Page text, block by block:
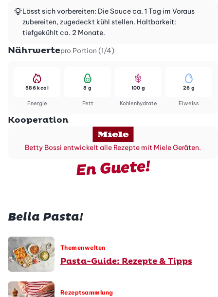
Lässt sich vorbereiten: Die Sauce ca. 1 Tag im Voraus
zubereiten, zugedeckt kühl stellen. Haltbarkeit:
tiefgekühlt ca. 2 Monate.
Nährwertepro Portion (1/4)
Energie
586 kcal
Fett
8 g
Kohlenhydrate
100 g
Eiweiss
26 g
Kooperation
Betty Bossi entwickelt alle Rezepte mit Miele Geräten.
En Guete!
Bella Pasta!
Themenwelten
Pasta-Guide: Rezepte & Tipps
Rezeptsammlung